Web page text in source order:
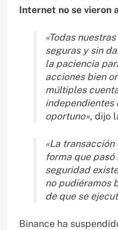
Internet no se vieron
«Todas
seguras y sin
la paciencia
acciones bien
múltiples
independientes
oportuno», dijo
«La
forma que
seguridad
no pudiéramos
de que se
Binance ha